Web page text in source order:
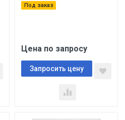
Под заказ
Цена по запросу
Запросить цену